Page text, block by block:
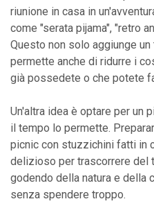
riunione in casa in
come "serata pijama", "retro
Questo non solo aggiunge
permette anche di ridurre i
già possedete o che potete
Un'altra idea è optare per un
il tempo lo permette.
picnic con stuzzichini fatti in
delizioso per trascorrere del
godendo della natura e della
senza spendere troppo.